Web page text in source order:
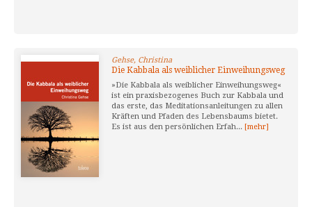
Gehse, Christina
Die Kabbala als weiblicher Einweihungsweg
»Die Kabbala als weiblicher Einweihungsweg«
ist ein praxisbezogenes Buch zur Kabbala und
das erste, das Meditationsanleitungen zu allen
Kräften und Pfaden des Lebensbaums bietet.
Es ist aus den persönlichen Erfah... [mehr]